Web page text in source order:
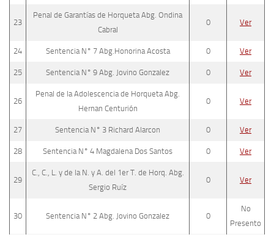
23
Penal de Garantías de Horqueta Abg. Ondina
Cabral
0 Ver
24 Sentencia N° 7 Abg.Honorina Acosta 0 Ver
25 Sentencia N° 9 Abg. Jovino Gonzalez 0 Ver
26
Penal de la Adolescencia de Horqueta Abg.
Hernan Centurión
0 Ver
27 Sentencia N° 3 Richard Alarcon 0 Ver
28 Sentencia N° 4 Magdalena Dos Santos 0 Ver
29
C., C., L. y de la N. y A. del 1er T. de Horq. Abg.
Sergio Ruíz
0 Ver
30 Sentencia N° 2 Abg. Jovino Gonzalez 0
No
Presento